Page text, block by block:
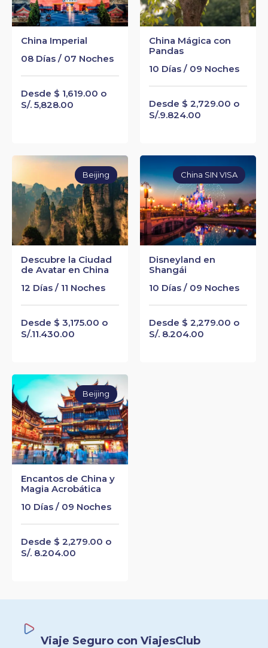
China Imperial
08 Días / 07 Noches
Desde $ 1,619.00 o
S/. 5,828.00
China Mágica con
Pandas
10 Días / 09 Noches
Desde $ 2,729.00 o
S/.9.824.00
Descubre la Ciudad
de Avatar en China
12 Días / 11 Noches
Desde $ 3,175.00 o
S/.11.430.00
Beijing
Disneyland en
Shangái
10 Días / 09 Noches
Desde $ 2,279.00 o
S/. 8.204.00
China SIN VISA
Encantos de China y
Magia Acrobática
10 Días / 09 Noches
Desde $ 2,279.00 o
S/. 8.204.00
Beijing
Viaje Seguro con ViajesClub